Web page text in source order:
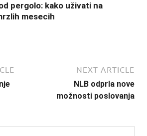
pergolo: kako uživati na
mesecih
NEXT ARTICLE
NLB odprla nove
možnosti poslovanja